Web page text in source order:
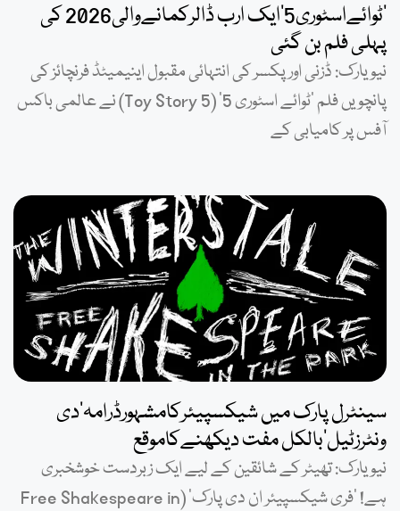
’ٹوائےاسٹوری5‘ایک ارب ڈالرکمانےوالی2026 کی
پہلی فلم بن گئی
نیویارک: ڈزنی اور پکسر کی انتہائی مقبول اینیمیٹڈ فرنچائز کی
پانچویں فلم ’ٹوائے اسٹوری 5‘ (Toy Story 5) نے عالمی باکس
آفس پر کامیابی کے
سینٹرل پارک میں شیکسپیئرکامشہورڈرامہ’دی
ونٹرزٹیل’بالکل مفت دیکھنےکاموقع
نیویارک: تھیٹر کے شائقین کے لیے ایک زبردست خوشخبری
ہے! ‘فری شیکسپیئر ان دی پارک’ (Free Shakespeare in